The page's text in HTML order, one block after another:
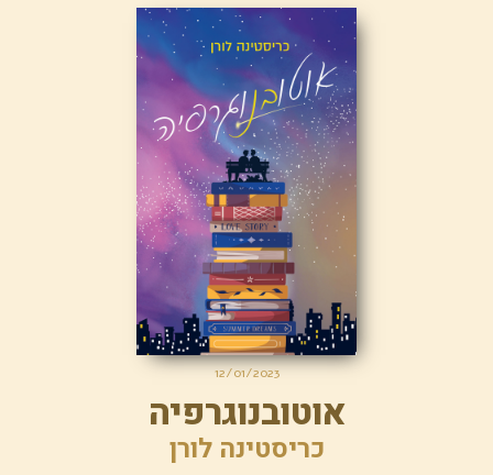
12/01/2023
אוטובנוגרפיה
כריסטינה לורן